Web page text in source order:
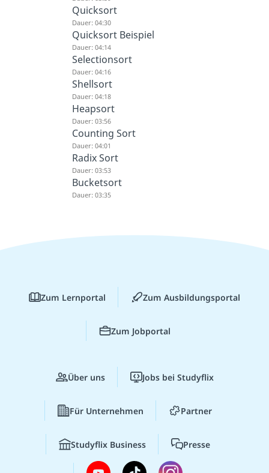
Quicksort
Dauer: 04:30
Quicksort Beispiel
Dauer: 04:14
Selectionsort
Dauer: 04:16
Shellsort
Dauer: 04:18
Heapsort
Dauer: 03:56
Counting Sort
Dauer: 04:01
Radix Sort
Dauer: 03:53
Bucketsort
Dauer: 03:35
Zum Lernportal Zum Ausbildungsportal
Zum Jobportal
Über uns Jobs bei Studyflix
Für Unternehmen Partner
Studyflix Business Presse